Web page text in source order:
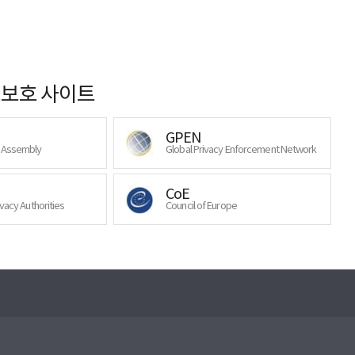
호 사이트
GPEN
Global Privacy Enforcement Network
Authorities
CoE
Council of Europe